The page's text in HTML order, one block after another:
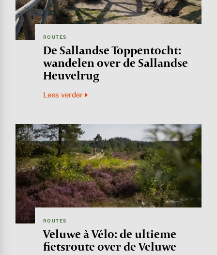
ROUTES
De Sallandse Toppentocht:
wandelen over de Sallandse
Heuvelrug
Lees verder
Image
ROUTES
Veluwe à Vélo: de ultieme
fietsroute over de Veluwe